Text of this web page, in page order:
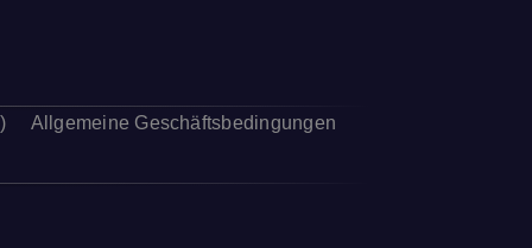
Allgemeine Geschäftsbedingungen